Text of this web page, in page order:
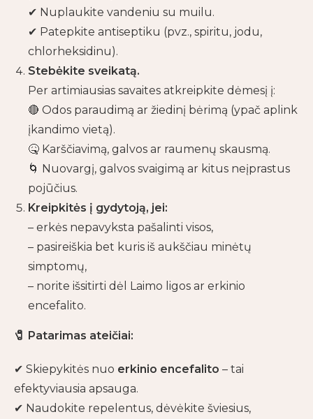
✔ Nuplaukite vandeniu su muilu.
✔ Patepkite antiseptiku (pvz., spiritu, jodu,
chlorheksidinu).
Stebėkite sveikatą.
Per artimiausias savaites atkreipkite dėmesį į:
🔴 Odos paraudimą ar žiedinį bėrimą (ypač aplink
įkandimo vietą).
🤒 Karščiavimą, galvos ar raumenų skausmą.
🌀 Nuovargį, galvos svaigimą ar kitus neįprastus
pojūčius.
Kreipkitės į gydytoją, jei:
– erkės nepavyksta pašalinti visos,
– pasireiškia bet kuris iš aukščiau minėtų
simptomų,
– norite išsitirti dėl Laimo ligos ar erkinio
encefalito.
🧷 Patarimas ateičiai:
✔ Skiepykitės nuo erkinio encefalito – tai
efektyviausia apsauga.
✔ Naudokite repelentus, dėvėkite šviesius,